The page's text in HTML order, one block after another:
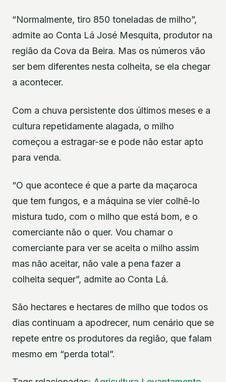
“Normalmente, tiro 850 toneladas de milho”,
admite ao Conta Lá José Mesquita, produtor na
região da Cova da Beira. Mas os números vão
ser bem diferentes nesta colheita, se ela chegar
a acontecer.
Com a chuva persistente dos últimos meses e a
cultura repetidamente alagada, o milho
começou a estragar-se e pode não estar apto
para venda.
“O que acontece é que a parte da maçaroca
que tem fungos, e a máquina se vier colhê-lo
mistura tudo, com o milho que está bom, e o
comerciante não o quer. Vou chamar o
comerciante para ver se aceita o milho assim
mas não aceitar, não vale a pena fazer a
colheita sequer”, admite ao Conta Lá.
São hectares e hectares de milho que todos os
dias continuam a apodrecer, num cenário que se
repete entre os produtores da região, que falam
mesmo em “perda total”.